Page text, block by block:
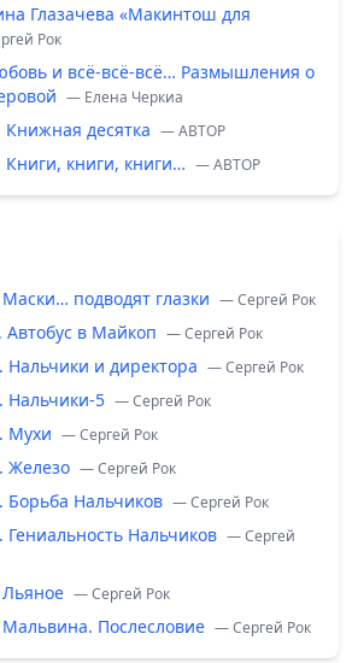
Глазачева «Макинтош для
Рок
и всё-всё-всё… Размышления о
— Елена Черкиа
десятка — ABTOP
книги, книги… — ABTOP
подводят глазки — Сергей Рок
Автобус в Майкоп — Сергей Рок
Нальчики и директора — Сергей Рок
Нальчики-5 — Сергей Рок
Мухи — Сергей Рок
Железо — Сергей Рок
Борьба Нальчиков — Сергей Рок
Гениальность Нальчиков — Сергей
— Сергей Рок
Послесловие — Сергей Рок